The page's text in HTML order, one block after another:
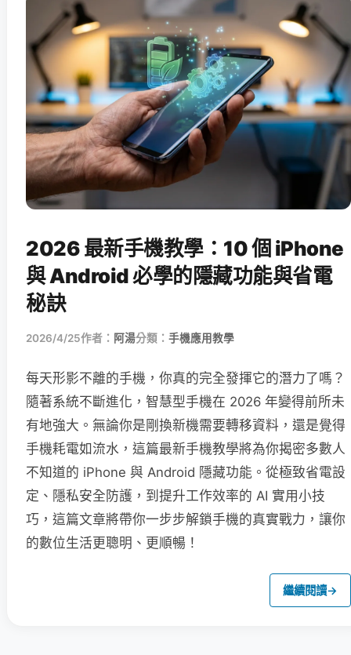
2026 最新手機教學：10 個 iPhone
與 Android 必學的隱藏功能與省電
秘訣
2026/4/25作者： 阿湯分類： 手機應用教學
每天形影不離的手機，你真的完全發揮它的潛力了嗎？
隨著系統不斷進化，智慧型手機在 2026 年變得前所未
有地強大。無論你是剛換新機需要轉移資料，還是覺得
手機耗電如流水，這篇最新手機教學將為你揭密多數人
不知道的 iPhone 與 Android 隱藏功能。從極致省電設
定、隱私安全防護，到提升工作效率的 AI 實用小技
巧，這篇文章將帶你一步步解鎖手機的真實戰力，讓你
的數位生活更聰明、更順暢！
繼續閱讀→